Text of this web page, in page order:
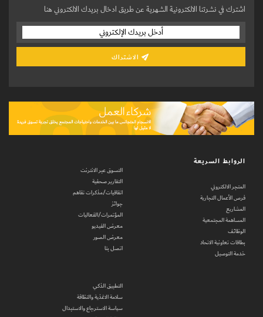
اشترك في نشرتنا الالكترونية الشهرية عن طريق ادخال بريدك الالكتروني هنا
الروابط السريعة
المتجر الالكتروني
فرص الأعمال التجارية
المشاريع
المساهمة المجتمعية
الوظائف
بطاقات تعاونية الاتحاد
خدمة التوصيل
التسوق عبر الانترنت
التقارير صحفية
اتفاقيات/مذكرات تفاهم
جوائز
المؤتمرات/الفعاليات
معرض الفيديو
معرض الصور
اتصل بنا
التطبيق الذكي
سلامة الاغذية والنظافة
سياسة الاسترجاع والاستبدال